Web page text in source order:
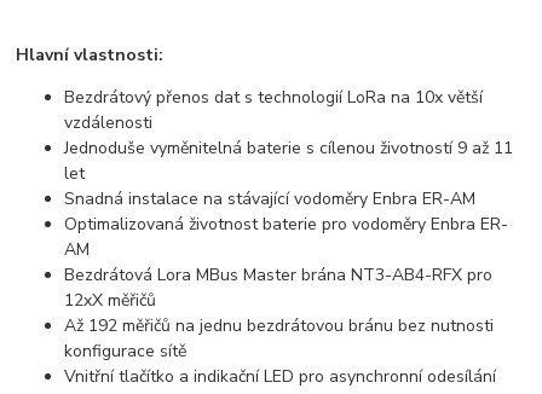
Hlavní vlastnosti:
Bezdrátový přenos dat s technologií LoRa na 10x větší
vzdálenosti
Jednoduše vyměnitelná baterie s cílenou životností 9 až 11
let
Snadná instalace na stávající vodoměry Enbra ER-AM
Optimalizovaná životnost baterie pro vodoměry Enbra ER-
AM
Bezdrátová Lora MBus Master brána NT3-AB4-RFX pro
12xX měřičů
Až 192 měřičů na jednu bezdrátovou bránu bez nutnosti
konfigurace sítě
Vnitřní tlačítko a indikační LED pro asynchronní odesílání